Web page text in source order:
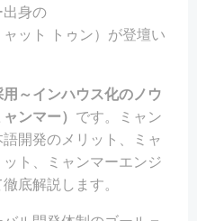
身の
ット トゥン）が登壇い
～インハウス化のノウ
ンマー） です。ミャン
開発のメリット、ミャ
ト、ミャンマーエンジ
底解説します。